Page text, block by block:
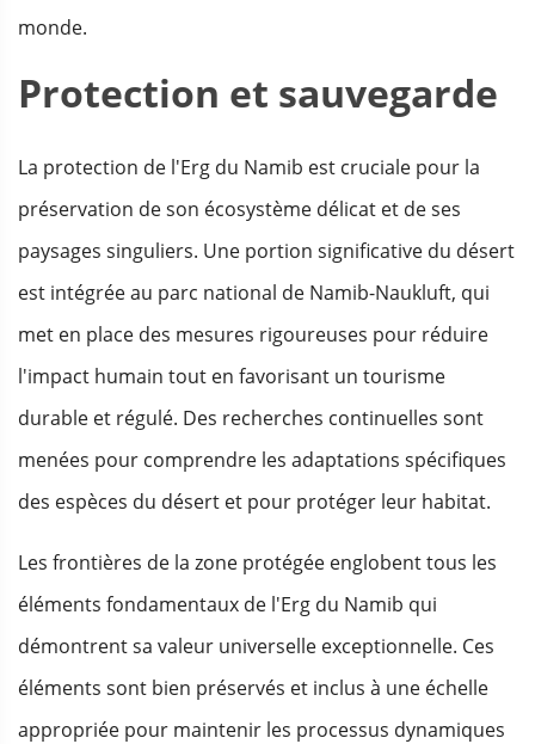
monde.
Protection et sauvegarde
La protection de l'Erg du Namib est cruciale pour la
préservation de son écosystème délicat et de ses
paysages singuliers. Une portion significative du désert
est intégrée au parc national de Namib-Naukluft, qui
met en place des mesures rigoureuses pour réduire
l'impact humain tout en favorisant un tourisme
durable et régulé. Des recherches continuelles sont
menées pour comprendre les adaptations spécifiques
des espèces du désert et pour protéger leur habitat.
Les frontières de la zone protégée englobent tous les
éléments fondamentaux de l'Erg du Namib qui
démontrent sa valeur universelle exceptionnelle. Ces
éléments sont bien préservés et inclus à une échelle
appropriée pour maintenir les processus dynamiques